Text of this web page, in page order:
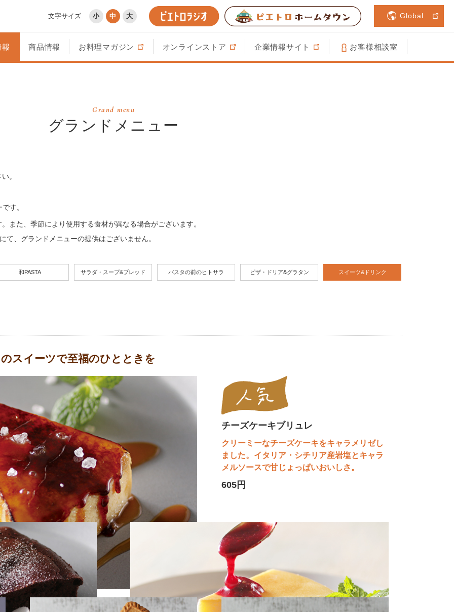
文字サイズ 小 中 大 Global
商品情報 お料理マガジン オンラインストア 企業情報サイト お客様相談室
Grand menu
グランドメニュー
。
す。
た、季節により使用する食材が異なる場合がございます。
、グランドメニューの提供はございません。
和PASTA サラダ・スープ&ブレッド パスタの前のヒトサラ ピザ・ドリア&グラタン スイーツ&ドリンク
スイーツで至福のひとときを
チーズケーキブリュレ
クリーミーなチーズケーキをキャラメリゼし
ました。イタリア・シチリア産岩塩とキャラ
メルソースで甘じょっぱいおいしさ。
605円